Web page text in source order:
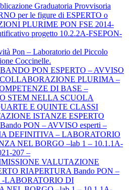
Graduatoria Provvisoria
per le figure di ESPERTO o
PLURIME PON FSE 2014-
progetto 10.2.2A-FSEPON-
Pon – Laboratorio del Piccolo
Coccinelle.
PON ESPERTO – AVVISO
PLURIMA –
DI BASE –
STEM NELLA SCUOLA
E QUINTE CLASSI
ISTANZE ESPERTO
PON – AVVISO esperti –
DEFINITIVA – LABORATORIO
NEL BORGO –lab 1 – 10.1.1A-
207 –
VALUTAZIONE
RIAPERTURA Bando PON –
-LABORATORIO DI